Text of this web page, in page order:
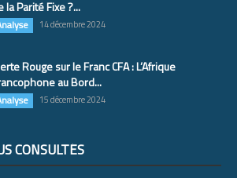
la Parité Fixe ?...
14 décembre 2024
Rouge sur le Franc CFA : L’Afrique
au Bord...
15 décembre 2024
CONSULTÉS